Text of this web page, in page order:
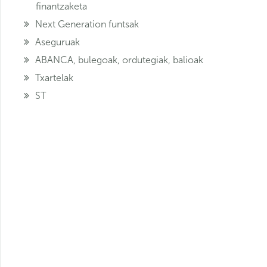
finantzaketa
Next Generation funtsak
Aseguruak
ABANCA, bulegoak, ordutegiak, balioak
Txartelak
ST